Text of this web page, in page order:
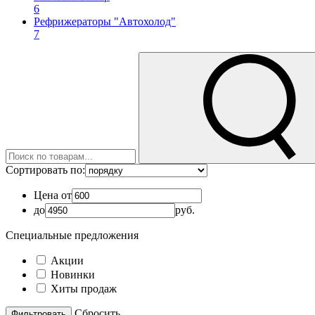
6
Рефрижераторы "Автохолод"
7
Сортировать по:
Цена от
до
руб.
Специальные предложения
Акции
Новинки
Хиты продаж